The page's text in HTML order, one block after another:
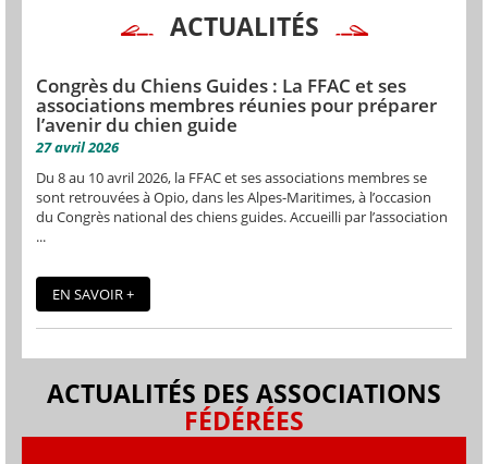
ACTUALITÉS
Congrès du Chiens Guides : La FFAC et ses
associations membres réunies pour préparer
l’avenir du chien guide
27 avril 2026
Du 8 au 10 avril 2026, la FFAC et ses associations membres se
sont retrouvées à Opio, dans les Alpes-Maritimes, à l’occasion
du Congrès national des chiens guides. Accueilli par l’association
...
EN SAVOIR +
ACTUALITÉS DES ASSOCIATIONS
FÉDÉRÉES